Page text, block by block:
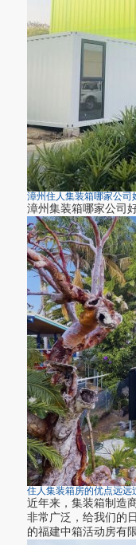
漳州住人集装箱哪家公司
漳州集装箱哪家公司
住人集装箱房的优点远远
近年来，集装箱制造
非常广泛，给我们的
的福建中箱活动房有